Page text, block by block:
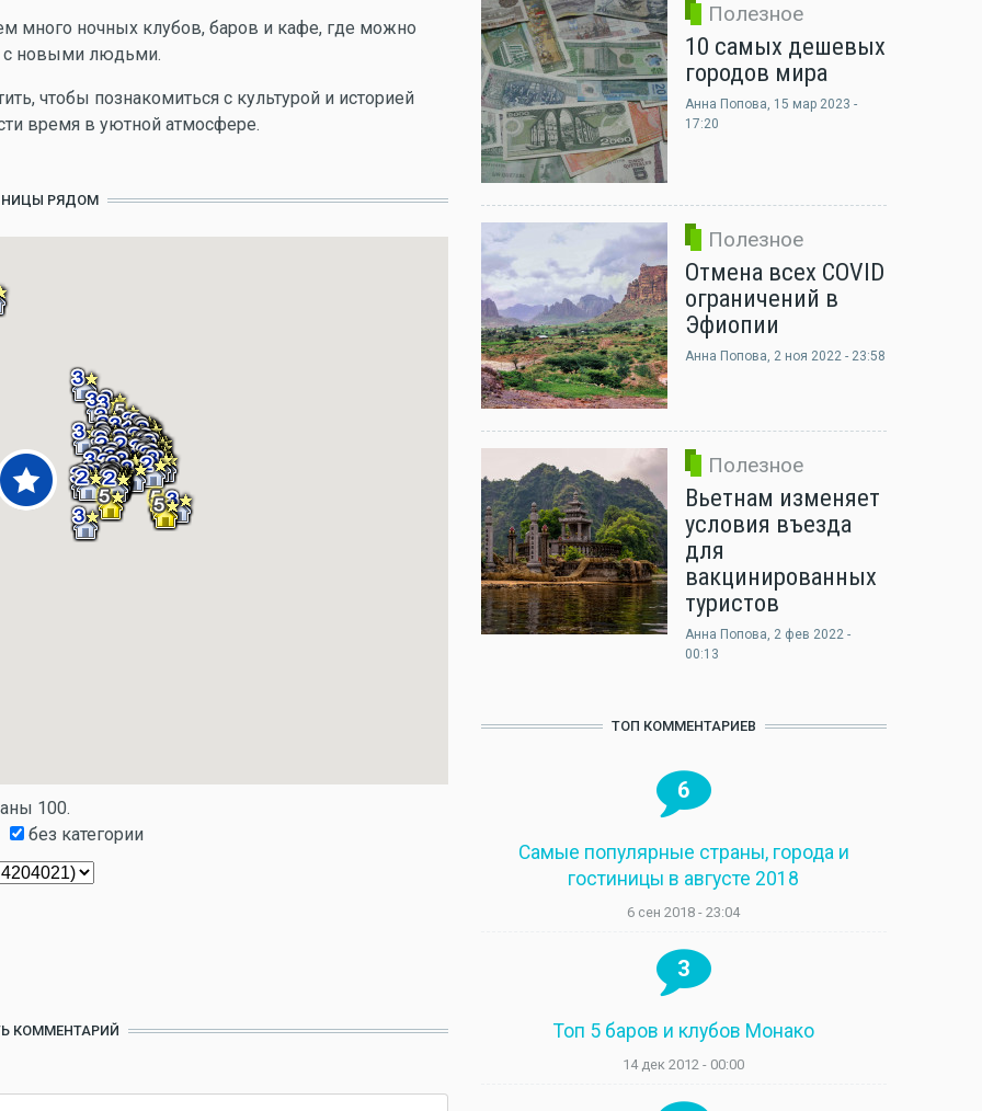
много ночных клубов, баров и кафе, где можно
с новыми людьми.
чтобы познакомиться с культурой и историей
время в уютной атмосфере.
РЯДОМ
100.
без категории
КОММЕНТАРИЙ
Полезное
10 самых дешевых
городов мира
Анна Попова, 15 мар 2023 -
17:20
Полезное
Отмена всех COVID
ограничений в
Эфиопии
Анна Попова, 2 ноя 2022 - 23:58
Полезное
Вьетнам изменяет
условия въезда
для
вакцинированных
туристов
Анна Попова, 2 фев 2022 -
00:13
ТОП КОММЕНТАРИЕВ
6
Самые популярные страны, города и
гостиницы в августе 2018
6 сен 2018 - 23:04
3
Топ 5 баров и клубов Монако
14 дек 2012 - 00:00